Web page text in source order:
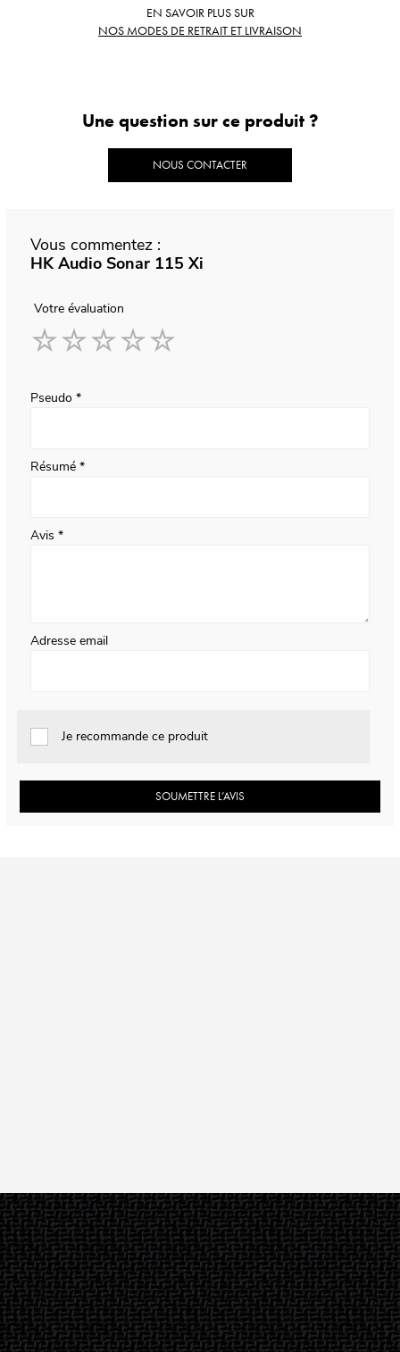
EN SAVOIR PLUS SUR
NOS MODES DE RETRAIT ET LIVRAISON
Une question sur ce produit ?
NOUS CONTACTER
Vous commentez :
HK Audio Sonar 115 Xi
Votre évaluation
Pseudo
Résumé
Avis
Adresse email
Je recommande ce produit
SOUMETTRE L’AVIS